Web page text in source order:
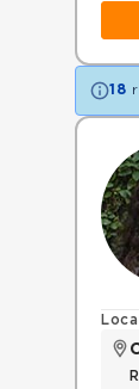
18